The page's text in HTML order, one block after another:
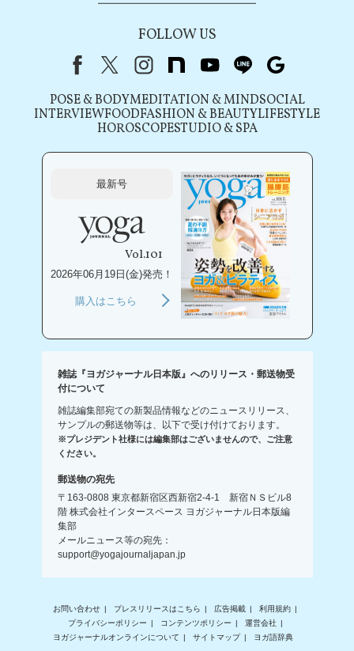
FOLLOW US
FacebookX（旧Twitter）
instagram
note youtubeline
POSE & BODYMEDITATION & MINDSOCIAL
INTERVIEWFOODFASHION & BEAUTYLIFESTYLE
HOROSCOPESTUDIO & SPA
最新号
Vol.101
2026年06月19日(金)発売！
購入はこちら
雑誌『ヨガジャーナル日本版』へのリリース・郵送物受
付について
雑誌編集部宛ての新製品情報などのニュースリリース、
サンプルの郵送物等は、以下で受け付けております。
※プレジデント社様には編集部はございませんので、ご注意
ください。
郵送物の宛先
〒163-0808 東京都新宿区西新宿2-4-1 新宿ＮＳビル8
階 株式会社インタースペース ヨガジャーナル日本版編
集部
メールニュース等の宛先：
support@yogajournaljapan.jp
お問い合わせ プレスリリースはこちら 広告掲載
利用規約
プライバシーポリシー
コンテンツポリシー
運営会社
ヨガジャーナルオンラインについて
サイトマップ ヨガ語辞典